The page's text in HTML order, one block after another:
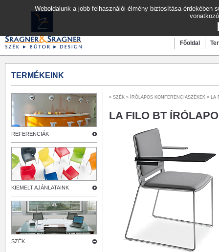
Főoldal
TERMÉKEINK
REFERENCIÁK
KIEMELT AJÁNLATAINK
SZÉK
» SZÉK » ÍRÓLAPOS KONFERENCIASZÉKEK » LA
LA FILO BT
Weboldalunk a jobb felhasználói élmény biztosítása érdekében